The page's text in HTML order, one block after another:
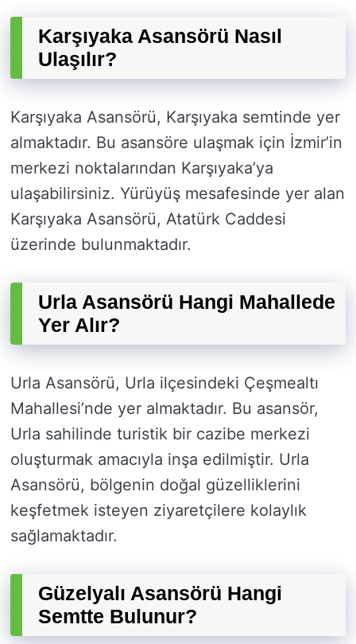
Karşıyaka Asansörü Nasıl
Ulaşılır?
Karşıyaka Asansörü, Karşıyaka semtinde yer
almaktadır. Bu asansöre ulaşmak için İzmir’in
merkezi noktalarından Karşıyaka’ya
ulaşabilirsiniz. Yürüyüş mesafesinde yer alan
Karşıyaka Asansörü, Atatürk Caddesi
üzerinde bulunmaktadır.
Urla Asansörü Hangi Mahallede
Yer Alır?
Urla Asansörü, Urla ilçesindeki Çeşmealtı
Mahallesi’nde yer almaktadır. Bu asansör,
Urla sahilinde turistik bir cazibe merkezi
oluşturmak amacıyla inşa edilmiştir. Urla
Asansörü, bölgenin doğal güzelliklerini
keşfetmek isteyen ziyaretçilere kolaylık
sağlamaktadır.
Güzelyalı Asansörü Hangi
Semtte Bulunur?